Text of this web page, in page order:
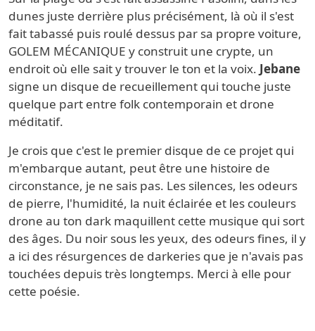
dunes juste derrière plus précisément, là où il s'est
fait tabassé puis roulé dessus par sa propre voiture,
GOLEM MÉCANIQUE y construit une crypte, un
endroit où elle sait y trouver le ton et la voix. Jebane
signe un disque de recueillement qui touche juste
quelque part entre folk contemporain et drone
méditatif.
Je crois que c'est le premier disque de ce projet qui
m'embarque autant, peut être une histoire de
circonstance, je ne sais pas. Les silences, les odeurs
de pierre, l'humidité, la nuit éclairée et les couleurs
drone au ton dark maquillent cette musique qui sort
des âges. Du noir sous les yeux, des odeurs fines, il y
a ici des résurgences de darkeries que je n'avais pas
touchées depuis très longtemps. Merci à elle pour
cette poésie.